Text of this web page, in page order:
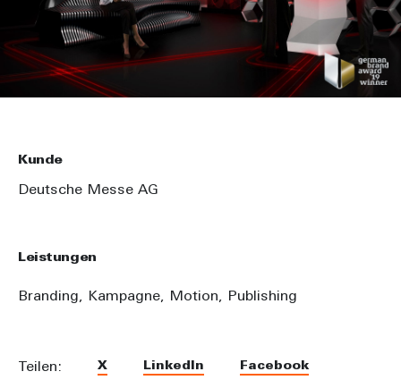
Kunde
Deutsche Messe AG
Leistungen
Branding, Kampagne, Motion, Publishing
Teilen: X LinkedIn Facebook